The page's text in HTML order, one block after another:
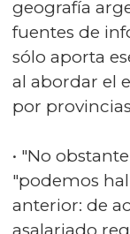
geografía
fuentes de
sólo aporta
al abordar el
por
• "No
"podemos
anterior: de